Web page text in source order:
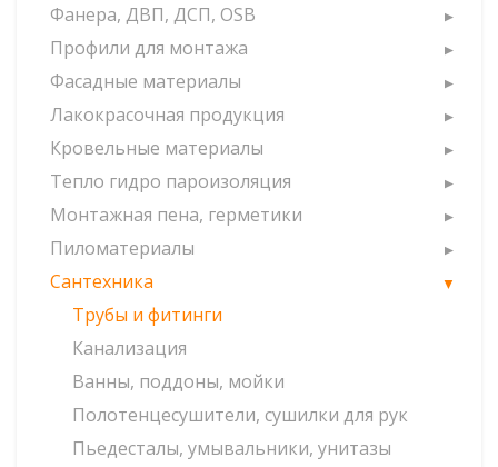
Фанера, ДВП, ДСП, OSB
Профили для монтажа
Фасадные материалы
Лакокрасочная продукция
Кровельные материалы
Тепло гидро пароизоляция
Монтажная пена, герметики
Пиломатериалы
Сантехника
Трубы и фитинги
Канализация
Ванны, поддоны, мойки
Полотенцесушители, сушилки для рук
Пьедесталы, умывальники, унитазы